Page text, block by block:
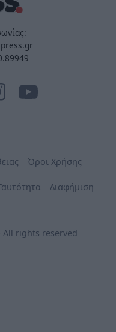
Όροι Χρήσης
Διαφήμιση
rights reserved